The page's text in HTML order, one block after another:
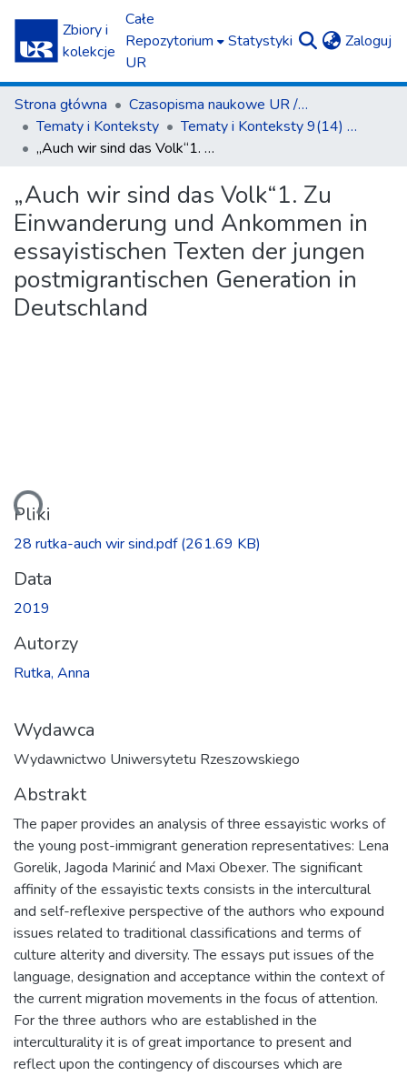
Zbiory i
kolekcje
Całe
Repozytorium
UR
Statystyki Zaloguj
Strona główna
Czasopisma naukowe UR / Scientific Journals
Tematy i Konteksty
Tematy i Konteksty 9(14) 2019
„Auch wir sind das Volk“1. Zu Einwanderung und Ankommen in essayistischen Texten der jungen postmigrantischen Generation in Deutschland
„Auch wir sind das Volk“1. Zu
Einwanderung und Ankommen in
essayistischen Texten der jungen
postmigrantischen Generation in
Deutschland
Pliki
28 rutka-auch wir sind.pdf(261.69 KB)
Data
2019
Autorzy
Rutka, Anna
Wydawca
Wydawnictwo Uniwersytetu Rzeszowskiego
Abstrakt
The paper provides an analysis of three essayistic works of
the young post-immigrant generation representatives: Lena
Gorelik, Jagoda Marinić and Maxi Obexer. The significant
affinity of the essayistic texts consists in the intercultural
and self-reflexive perspective of the authors who expound
issues related to traditional classifications and terms of
culture alterity and diversity. The essays put issues of the
language, designation and acceptance within the context of
the current migration movements in the focus of attention.
For the three authors who are established in the
interculturality it is of great importance to present and
reflect upon the contingency of discourses which are